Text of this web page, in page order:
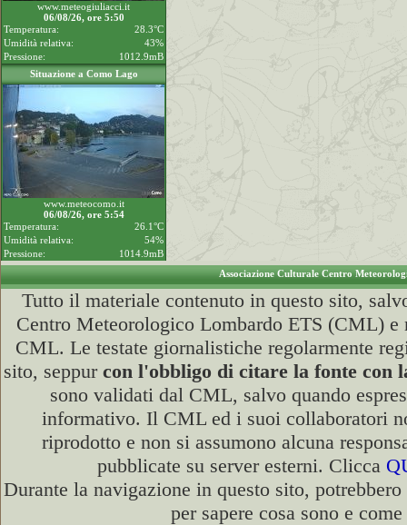
www.meteogiuliacci.it
06/08/26, ore 5:50
Temperatura:
28.3°C
Umidità relativa:
43%
Pressione:
1012.9mB
Situazione a Como Lago
www.meteocomo.it
06/08/26, ore 5:54
Temperatura:
26.1°C
Umidità relativa:
54%
Pressione:
1014.9mB
Associazione Culturale Centro
Tutto il materiale contenuto in questo sito,
Centro Meteorologico Lombardo ETS (CML) e
CML. Le testate giornalistiche regolarmente
sito, seppur con l'obbligo di citare la fonte
sono validati dal CML, salvo quando
informativo. Il CML ed i suoi collaboratori
riprodotto e non si assumono alcuna
pubblicate su server esterni. Clicca
Durante la navigazione in questo sito,
per sapere cosa sono e